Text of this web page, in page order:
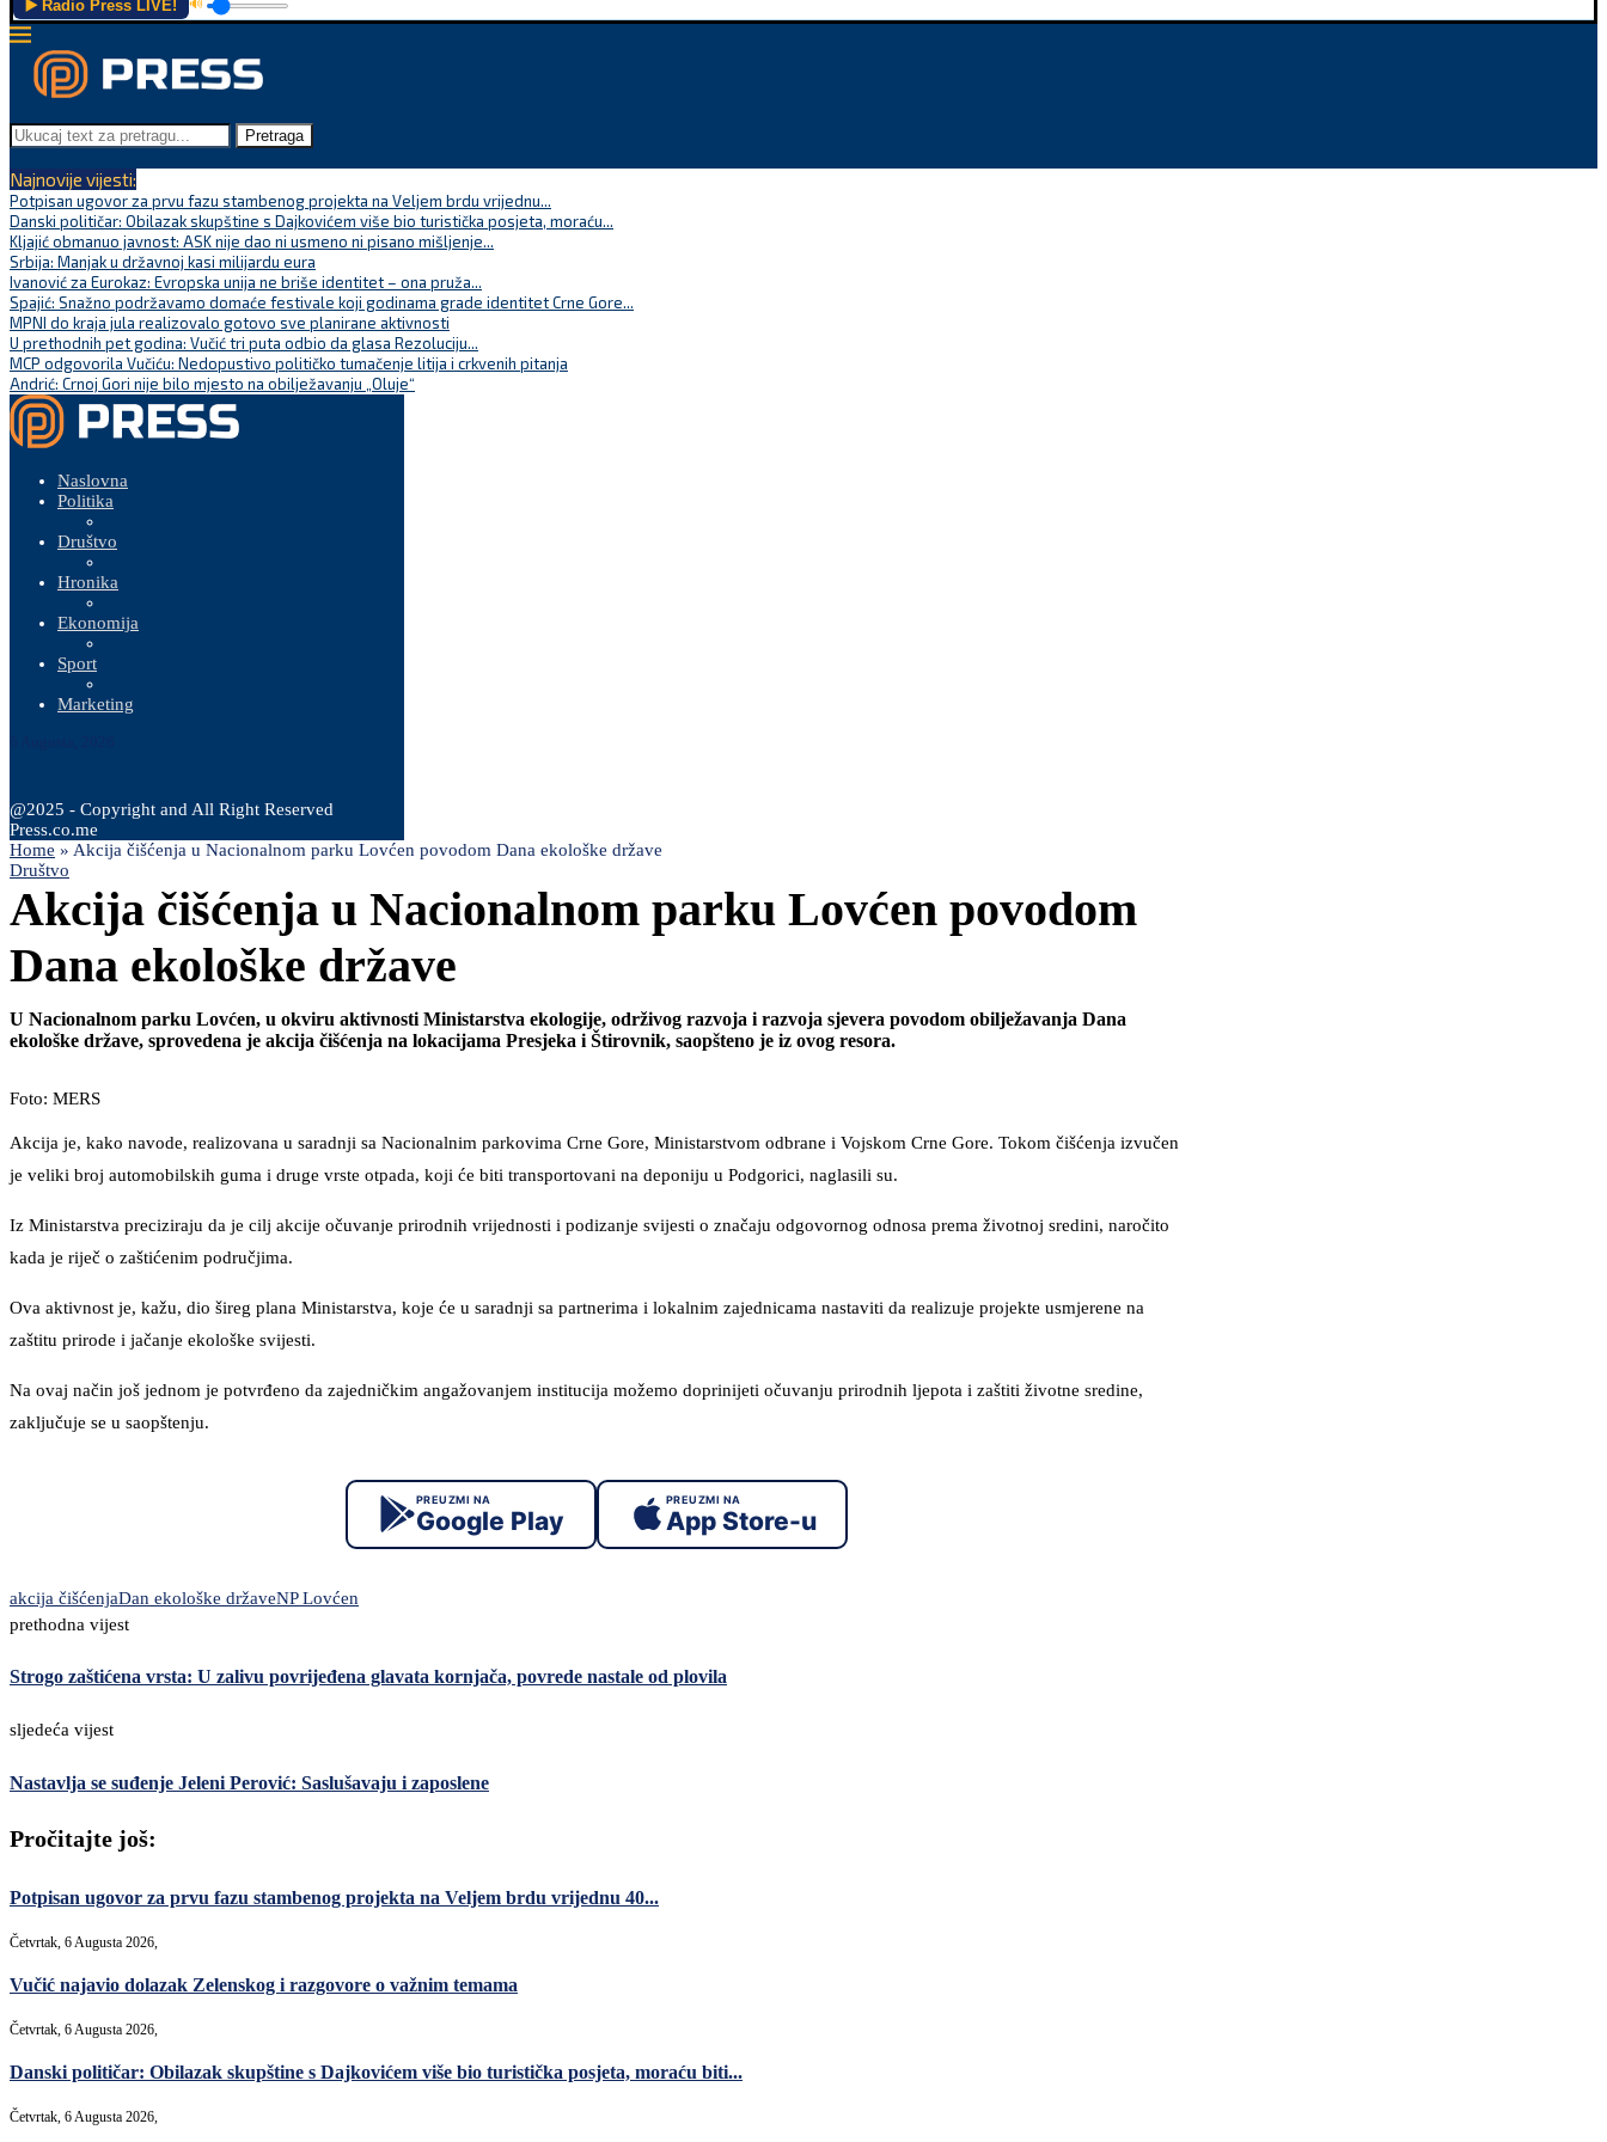
▶️ Radio Press LIVE! 🔊
Pretraga
Najnovije vijesti:
Potpisan ugovor za prvu fazu stambenog projekta na Veljem brdu vrijednu...
Danski političar: Obilazak skupštine s Dajkovićem više bio turistička posjeta, moraću...
Kljajić obmanuo javnost: ASK nije dao ni usmeno ni pisano mišljenje...
Srbija: Manjak u državnoj kasi milijardu eura
Ivanović za Eurokaz: Evropska unija ne briše identitet – ona pruža...
Spajić: Snažno podržavamo domaće festivale koji godinama grade identitet Crne Gore...
MPNI do kraja jula realizovalo gotovo sve planirane aktivnosti
U prethodnih pet godina: Vučić tri puta odbio da glasa Rezoluciju...
MCP odgovorila Vučiću: Nedopustivo političko tumačenje litija i crkvenih pitanja
Andrić: Crnoj Gori nije bilo mjesto na obilježavanju „Oluje“
Naslovna
Politika
Društvo
Hronika
Ekonomija
Sport
Marketing
@2025 - Copyright and All Right Reserved
Press.co.me
Home » Akcija čišćenja u Nacionalnom parku Lovćen povodom Dana ekološke države
Društvo
Akcija čišćenja u Nacionalnom parku Lovćen povodom
Dana ekološke države
U Nacionalnom parku Lovćen, u okviru aktivnosti Ministarstva ekologije, održivog razvoja i razvoja sjevera povodom obilježavanja Dana
ekološke države, sprovedena je akcija čišćenja na lokacijama Presjeka i Štirovnik, saopšteno je iz ovog resora.
Foto: MERS
Akcija je, kako navode, realizovana u saradnji sa Nacionalnim parkovima Crne Gore, Ministarstvom odbrane i Vojskom Crne Gore. Tokom čišćenja izvučen
je veliki broj automobilskih guma i druge vrste otpada, koji će biti transportovani na deponiju u Podgorici, naglasili su.
Iz Ministarstva preciziraju da je cilj akcije očuvanje prirodnih vrijednosti i podizanje svijesti o značaju odgovornog odnosa prema životnoj sredini, naročito
kada je riječ o zaštićenim područjima.
Ova aktivnost je, kažu, dio šireg plana Ministarstva, koje će u saradnji sa partnerima i lokalnim zajednicama nastaviti da realizuje projekte usmjerene na
zaštitu prirode i jačanje ekološke svijesti.
Na ovaj način još jednom je potvrđeno da zajedničkim angažovanjem institucija možemo doprinijeti očuvanju prirodnih ljepota i zaštiti životne sredine,
zaključuje se u saopštenju.
PREUZMI NA
Google Play
PREUZMI NA
App Store-u
akcija čišćenjaDan ekološke državeNP Lovćen
prethodna vijest
Strogo zaštićena vrsta: U zalivu povrijeđena glavata kornjača, povrede nastale od plovila
sljedeća vijest
Nastavlja se suđenje Jeleni Perović: Saslušavaju i zaposlene
Pročitajte još:
Potpisan ugovor za prvu fazu stambenog projekta na Veljem brdu vrijednu 40...
Četvrtak, 6 Augusta 2026,
Vučić najavio dolazak Zelenskog i razgovore o važnim temama
Četvrtak, 6 Augusta 2026,
Danski političar: Obilazak skupštine s Dajkovićem više bio turistička posjeta, moraću biti...
Četvrtak, 6 Augusta 2026,